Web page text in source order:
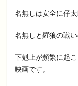
名無しは安全に仔
名無しと羅狼の戦
下剋上が頻繁に起
映画です。